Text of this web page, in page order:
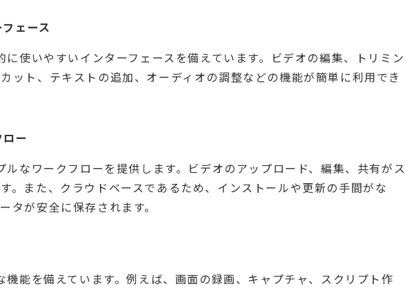
ェース
使いやすいインターフェースを備えています。ビデオの編集、トリミン
ット、テキストの追加、オーディオの調整などの機能が簡単に利用でき
ー
なワークフローを提供します。ビデオのアップロード、編集、共有がス
。また、クラウドベースであるため、インストールや更新の手間がな
タが安全に保存されます。
能を備えています。例えば、画面の録画、キャプチャ、スクリプト作